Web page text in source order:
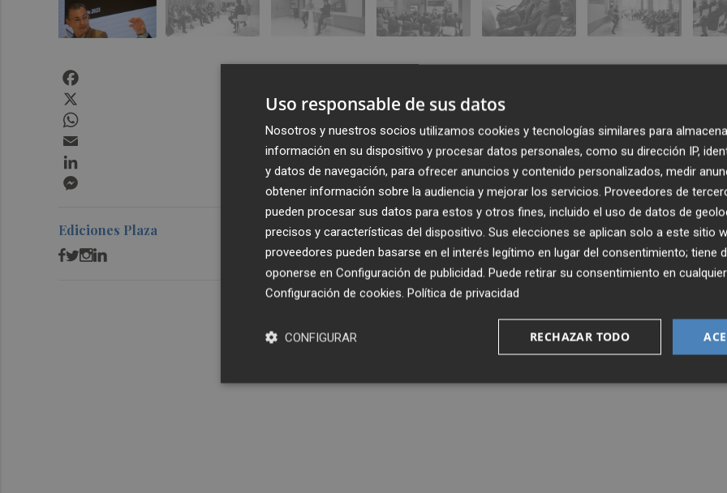
Ediciones Plaza Publicado: 21/02/2023 ·
Actualizado: 21/02/2023 ·
Uso responsable de sus datos
Nosotros y nuestros socios utilizamos cookies y tecnologías similares para
información en su dispositivo y procesar datos personales, como su dirección IP,
y datos de navegación, para ofrecer anuncios y contenido personalizados, medir
obtener información sobre la audiencia y mejorar los servicios. Proveedores de
pueden procesar sus datos para estos y otros fines, incluido el uso de datos de
precisos y características del dispositivo. Sus elecciones se aplican solo a este sitio
proveedores pueden basarse en el interés legítimo en lugar del consentimiento; tiene
oponerse en Configuración de publicidad. Puede retirar su consentimiento en
Configuración de cookies. Política de privacidad
RECHAZAR TODO
CONFIGURAR